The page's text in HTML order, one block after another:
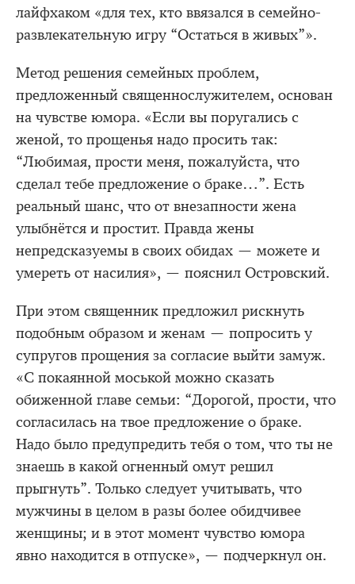
лайфхаком «для тех, кто ввязался в семейно-
развлекательную игру “Остаться в живых”».
Метод решения семейных проблем,
предложенный священнослужителем, основан
на чувстве юмора. «Если вы поругались с
женой, то прощенья надо просить так:
“Любимая, прости меня, пожалуйста, что
сделал тебе предложение о браке…”. Есть
реальный шанс, что от внезапности жена
улыбнётся и простит. Правда жены
непредсказуемы в своих обидах — можете и
умереть от насилия», — пояснил Островский.
При этом священник предложил рискнуть
подобным образом и женам — попросить у
супругов прощения за согласие выйти замуж.
«С покаянной моськой можно сказать
обиженной главе семьи: “Дорогой, прости, что
согласилась на твое предложение о браке.
Надо было предупредить тебя о том, что ты не
знаешь в какой огненный омут решил
прыгнуть”. Только следует учитывать, что
мужчины в целом в разы более обидчивее
женщины; и в этот момент чувство юмора
явно находится в отпуске», — подчеркнул он.